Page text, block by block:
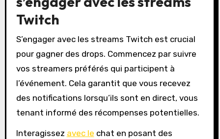
Twitch
S’engager avec les streams Twitch est crucial
pour gagner des drops. Commencez par suivre
vos streamers préférés qui participent à
l’événement. Cela garantit que vous recevez
des notifications lorsqu’ils sont en direct, vous
tenant informé des récompenses potentielles.
Interagissez avec le chat en posant des